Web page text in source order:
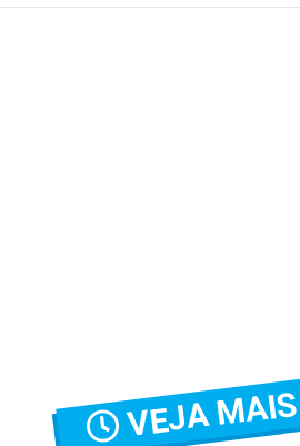
VEJA MAIS